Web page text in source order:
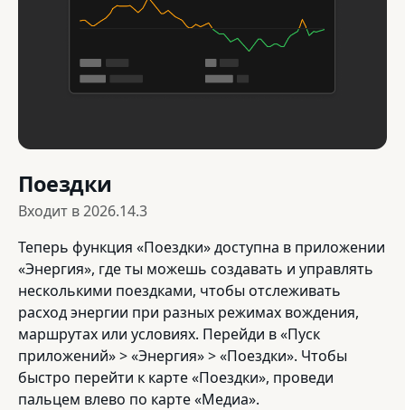
Поездки
Входит в2026.14.3
Теперь функция «Поездки» доступна в приложении
«Энергия», где ты можешь создавать и управлять
несколькими поездками, чтобы отслеживать
расход энергии при разных режимах вождения,
маршрутах или условиях. Перейди в «Пуск
приложений» > «Энергия» > «Поездки». Чтобы
быстро перейти к карте «Поездки», проведи
пальцем влево по карте «Медиа».